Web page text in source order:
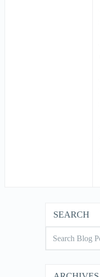
SEARCH